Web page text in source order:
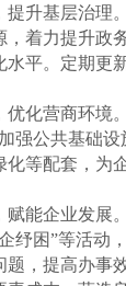
基层治理。
，着力提升政
水平。定期更
营商环境。
强公共基础
化等配套，为
企业发展。
纾困”等活动
题，提高办事